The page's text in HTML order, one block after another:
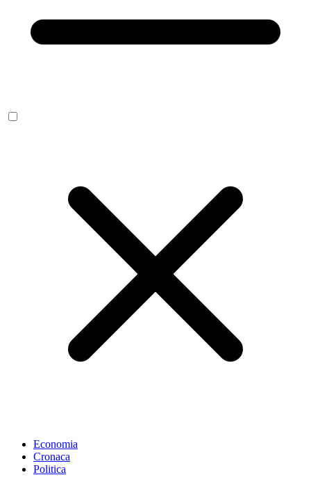
Economia
Cronaca
Politica